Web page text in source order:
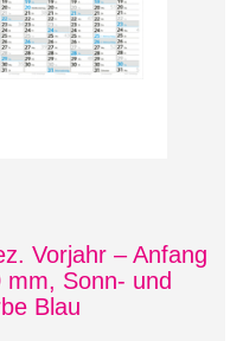
Vorjahr – Anfang
Sonn- und
Blau